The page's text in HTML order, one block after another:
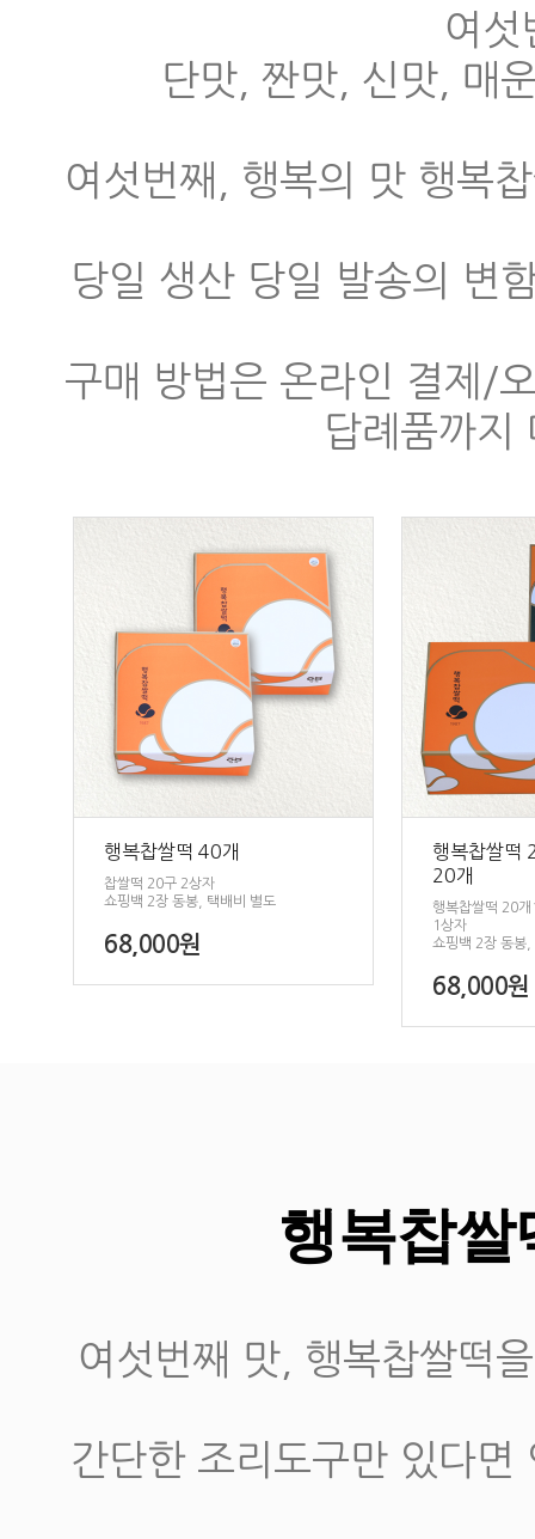
여섯
단맛, 짠맛, 신맛, 매
여섯번째, 행복의 맛 행복
당일 생산 당일 발송의 변
구매 방법은 온라인 결제/
답례품까지
행복찹쌀떡 40개
찹쌀떡 20구 2상자
쇼핑백 2장 동봉, 택배비 별도
68,000원
행복찹쌀떡
20개
행복찹쌀떡 20
1상자
쇼핑백 2장 동봉,
68,000원
행복찹
여섯번째 맛, 행복찹쌀떡
간단한 조리도구만 있다